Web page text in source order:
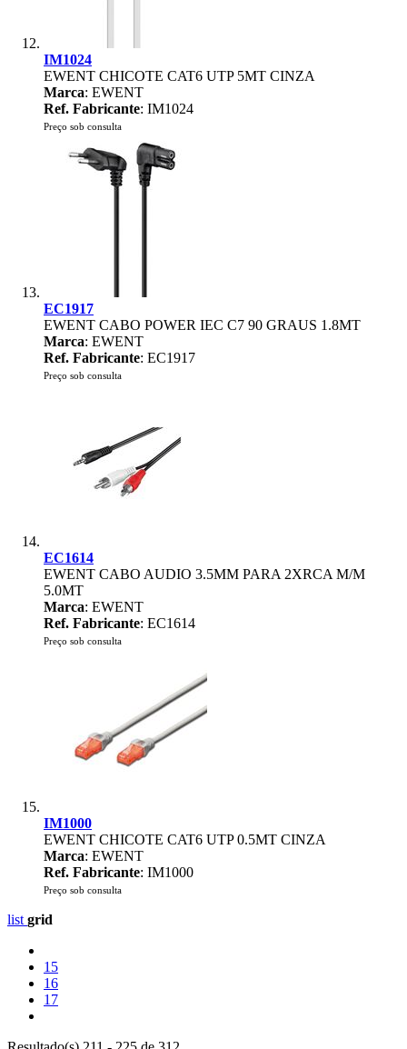
IM1024
EWENT CHICOTE CAT6 UTP 5MT CINZA
Marca: EWENT
Ref. Fabricante: IM1024
Preço sob consulta
EC1917
EWENT CABO POWER IEC C7 90 GRAUS 1.8MT
Marca: EWENT
Ref. Fabricante: EC1917
Preço sob consulta
EC1614
EWENT CABO AUDIO 3.5MM PARA 2XRCA M/M
5.0MT
Marca: EWENT
Ref. Fabricante: EC1614
Preço sob consulta
IM1000
EWENT CHICOTE CAT6 UTP 0.5MT CINZA
Marca: EWENT
Ref. Fabricante: IM1000
Preço sob consulta
list grid
15
16
17